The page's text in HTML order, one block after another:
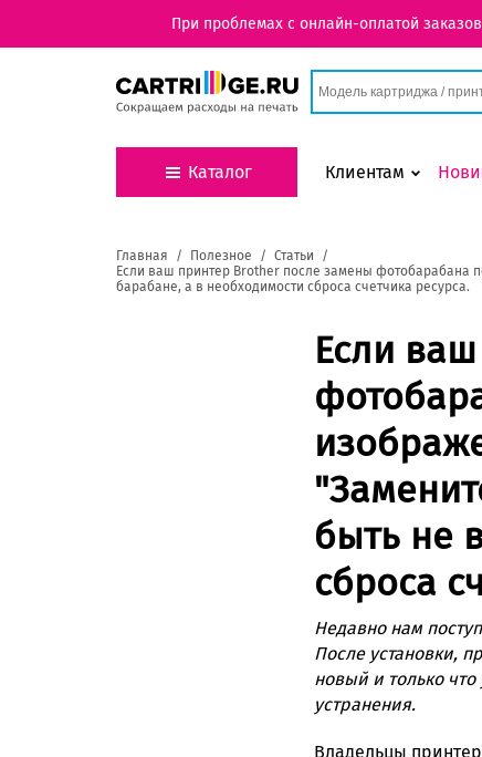
При проблемах с онлайн-оплатой
Каталог Клиентам
Главная Полезное
Статьи
Если ваш принтер Brother после замены фотобарабана
барабане, а в необходимости сброса счетчика ресурса.
Если
быть не
сброса
Недавно нам
После установки,
новый и только что
устранения.
Владельцы